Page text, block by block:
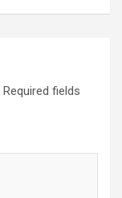
Required fields